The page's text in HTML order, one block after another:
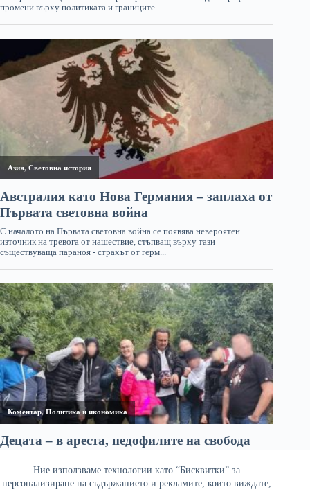
Ние използваме технологии като “Бисквитки” за
персонализиране на съдържанието и рекламите, които виждате,